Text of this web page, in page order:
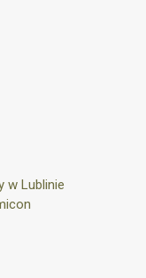
w Lublinie